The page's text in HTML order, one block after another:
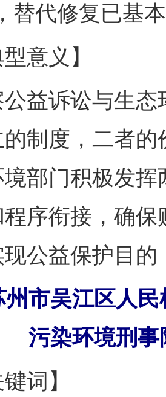
替代修复已基
义】
诉讼与生态
制度，二者
部门积极发
序衔接，确
公益保护目
州市吴江区人
污染环境刑
词】